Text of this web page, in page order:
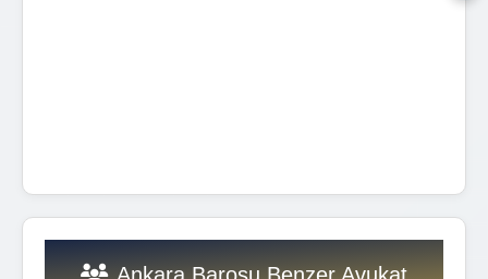
Ankara Barosu Benzer Avukat